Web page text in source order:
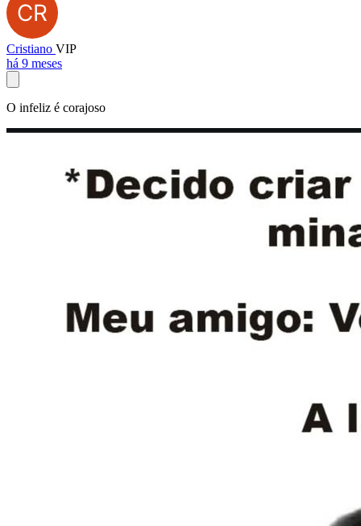
Cristiano VIP
há 9 meses
O infeliz é corajoso